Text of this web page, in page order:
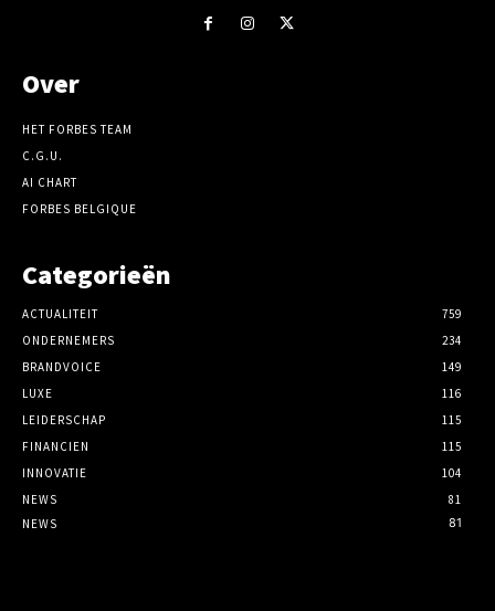
Over
HET FORBES TEAM
C.G.U.
AI CHART
FORBES BELGIQUE
Categorieën
ACTUALITEIT
759
ONDERNEMERS
234
BRANDVOICE
149
LUXE
116
LEIDERSCHAP
115
FINANCIEN
115
INNOVATIE
104
NEWS
81
NEWS
81